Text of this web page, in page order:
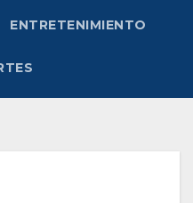
ENTRETENIMIENTO